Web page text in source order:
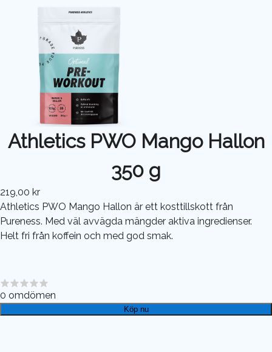
Athletics PWO Mango Hallon
350 g
219,00 kr
Athletics PWO Mango Hallon är ett kosttillskott från
Pureness. Med väl avvägda mängder aktiva ingredienser.
Helt fri från koffein och med god smak.
0 omdömen
Köp nu